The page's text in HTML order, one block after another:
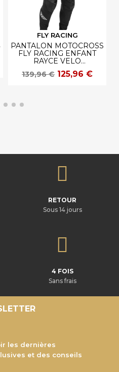
FLY RACING
PANTALON MOTOCROSS
FLY RACING ENFANT
RAYCE VELO
NOIR/BLANC
139,96 € 125,96 €
RETOUR
Sous 14 jours
4 FOIS
Sans frais
les dernières
et des conseils